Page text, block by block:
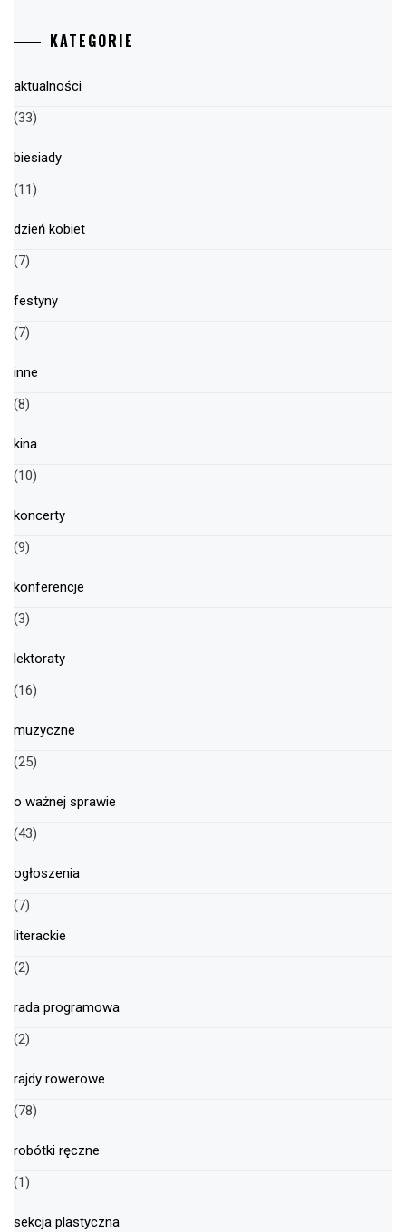
KATEGORIE
aktualności
(33)
biesiady
(11)
dzień kobiet
(7)
festyny
(7)
inne
(8)
kina
(10)
koncerty
(9)
konferencje
(3)
lektoraty
(16)
muzyczne
(25)
o ważnej sprawie
(43)
ogłoszenia
(7)
literackie
(2)
rada programowa
(2)
rajdy rowerowe
(78)
robótki ręczne
(1)
sekcja plastyczna